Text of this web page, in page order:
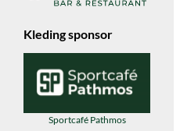
Kleding sponsor
Sportcafé Pathmos